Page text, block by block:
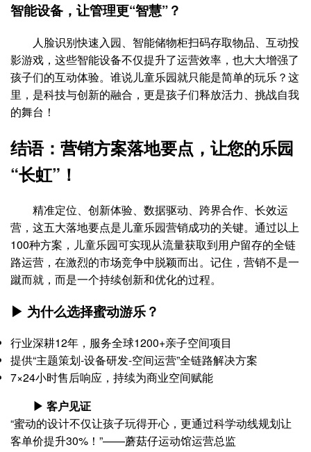
智能设备，让管理更“智慧”？
人脸识别快速入园、智能储物柜扫码存取物品、互动投
影游戏，这些智能设备不仅提升了运营效率，也大大增强了
孩子们的互动体验。谁说儿童乐园就只能是简单的玩乐？这
里，是科技与创新的融合，更是孩子们释放活力、挑战自我
的舞台！
结语：营销方案落地要点，让您的乐园
“长虹”！
精准定位、创新体验、数据驱动、跨界合作、长效运
营，这五大落地要点是儿童乐园营销成功的关键。通过以上
100种方案，儿童乐园可实现从流量获取到用户留存的全链
路运营，在激烈的市场竞争中脱颖而出。记住，营销不是一
蹴而就，而是一个持续创新和优化的过程。
▶ 为什么选择蜜动游乐？
行业深耕12年，服务全球1200+亲子空间项目
提供“主题策划-设备研发-空间运营”全链路解决方案
7×24小时售后响应，持续为商业空间赋能
▶ 客户见证
“蜜动的设计不仅让孩子玩得开心，更通过科学动线规划让
客单价提升30%！”——蘑菇仔运动馆运营总监